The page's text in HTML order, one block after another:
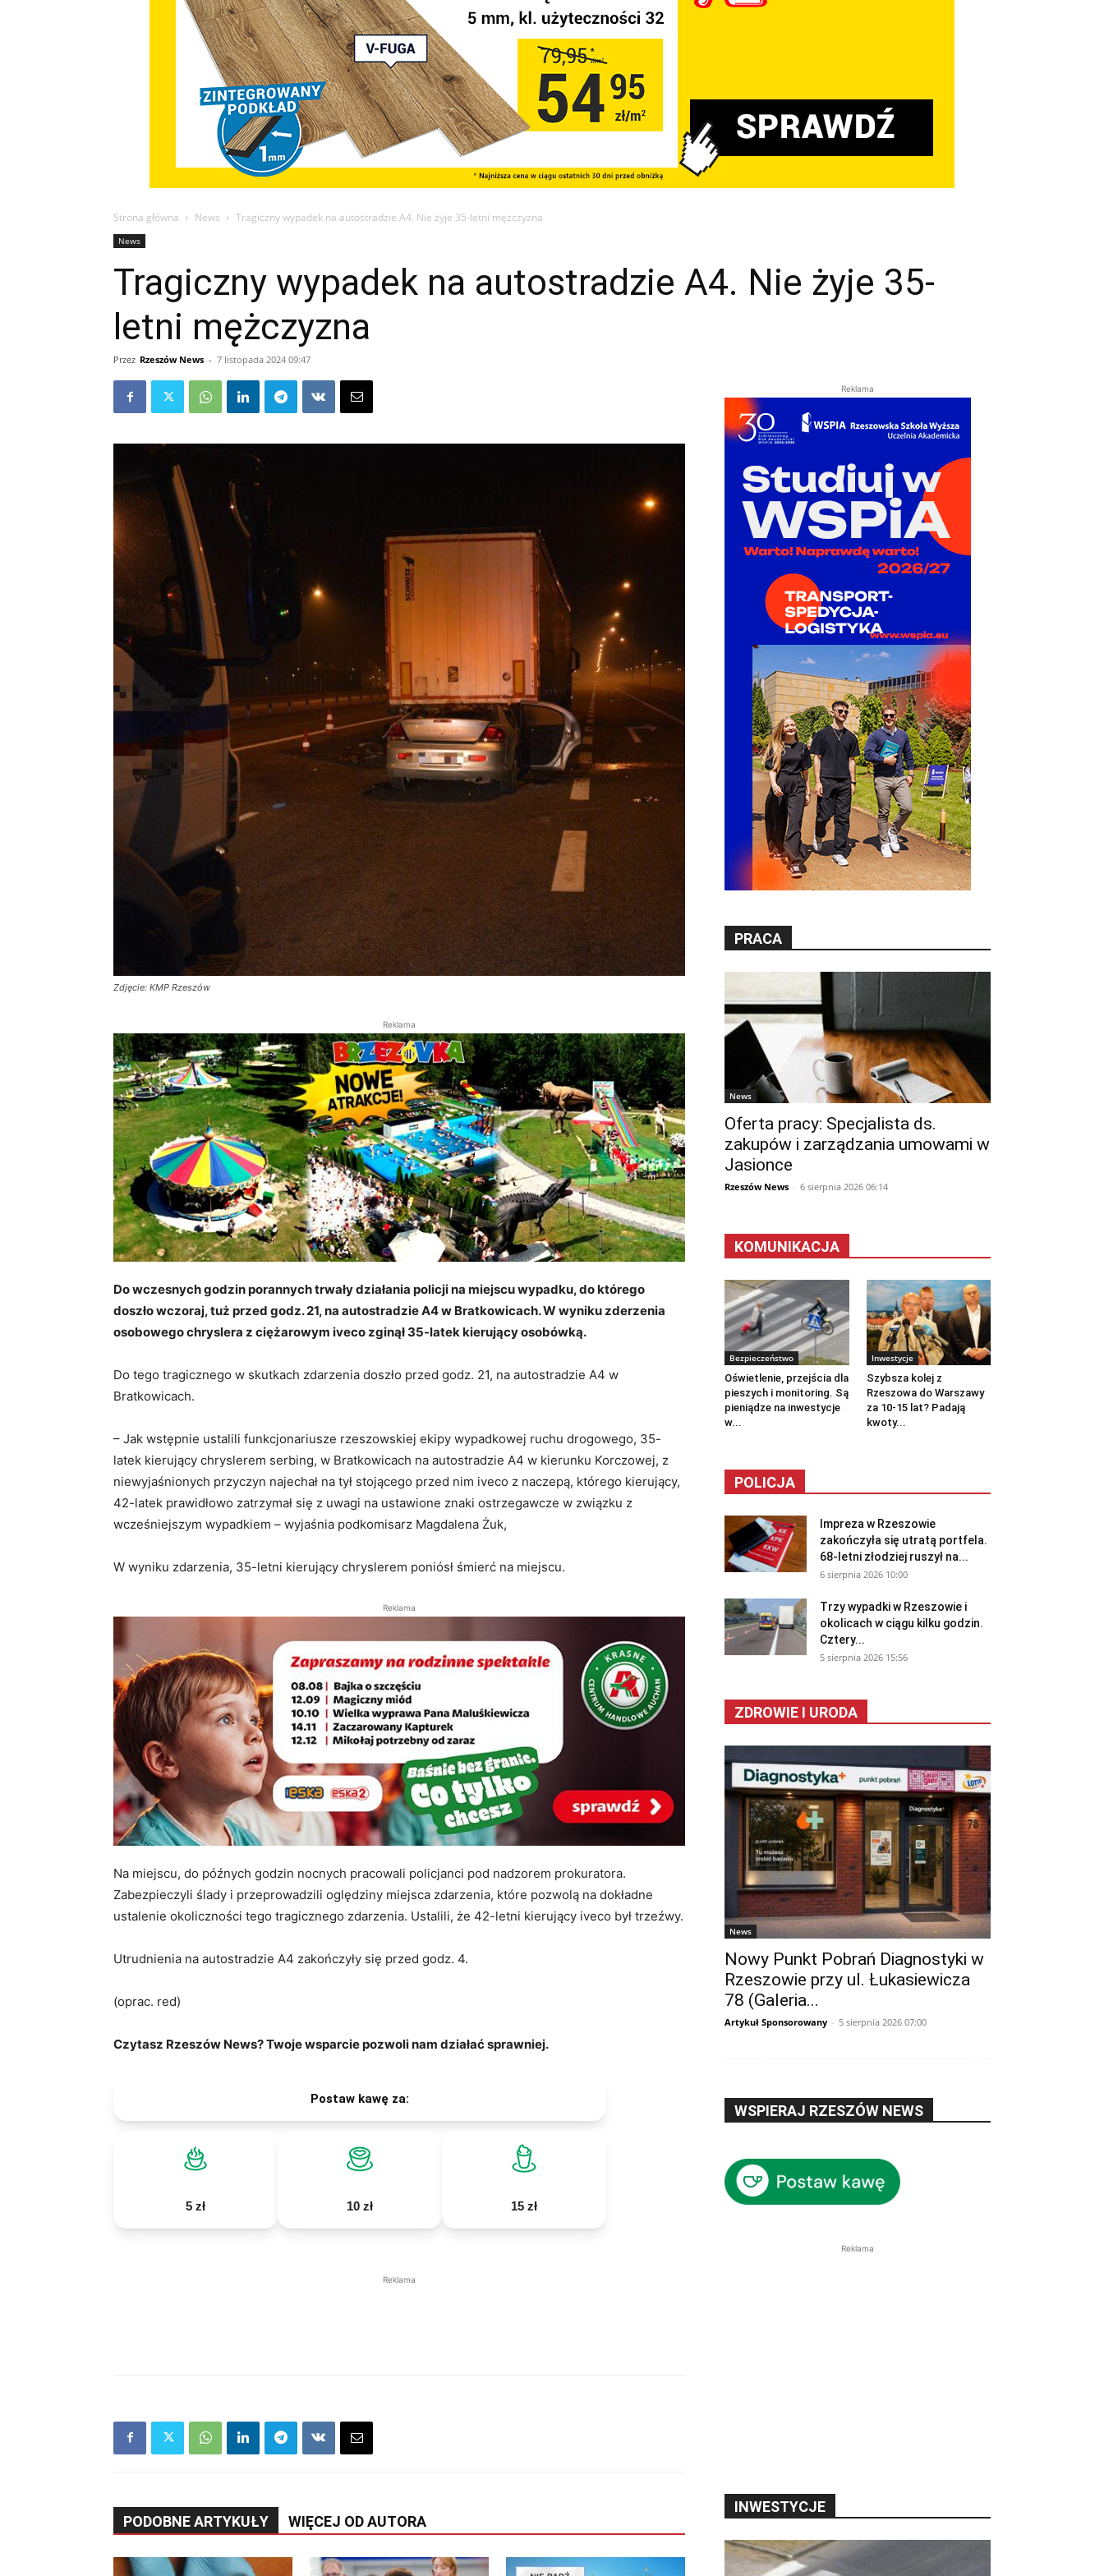
Strona główna News Tragiczny wypadek na autostradzie A4. Nie żyje 35-letni mężczyzna
News
Tragiczny wypadek na autostradzie A4. Nie żyje 35-
letni mężczyzna
Przez Rzeszów News - 7 listopada 2024 09:47
Zdjęcie: KMP Rzeszów
Reklama
Do wczesnych godzin porannych trwały działania policji na miejscu wypadku, do którego
doszło wczoraj, tuż przed godz. 21, na autostradzie A4 w Bratkowicach. W wyniku zderzenia
osobowego chryslera z ciężarowym iveco zginął 35-latek kierujący osobówką.
Do tego tragicznego w skutkach zdarzenia doszło przed godz. 21, na autostradzie A4 w
Bratkowicach.
– Jak wstępnie ustalili funkcjonariusze rzeszowskiej ekipy wypadkowej ruchu drogowego, 35-
latek kierujący chryslerem serbing, w Bratkowicach na autostradzie A4 w kierunku Korczowej, z
niewyjaśnionych przyczyn najechał na tył stojącego przed nim iveco z naczepą, którego kierujący,
42-latek prawidłowo zatrzymał się z uwagi na ustawione znaki ostrzegawcze w związku z
wcześniejszym wypadkiem – wyjaśnia podkomisarz Magdalena Żuk,
W wyniku zdarzenia, 35-letni kierujący chryslerem poniósł śmierć na miejscu.
Reklama
Na miejscu, do późnych godzin nocnych pracowali policjanci pod nadzorem prokuratora.
Zabezpieczyli ślady i przeprowadzili oględziny miejsca zdarzenia, które pozwolą na dokładne
ustalenie okoliczności tego tragicznego zdarzenia. Ustalili, że 42-letni kierujący iveco był trzeźwy.
Utrudnienia na autostradzie A4 zakończyły się przed godz. 4.
(oprac. red)
Czytasz Rzeszów News? Twoje wsparcie pozwoli nam działać sprawniej.
Postaw kawę za:
5 zł 10 zł 15 zł
Reklama
PODOBNE ARTYKUŁY WIĘCEJ OD AUTORA
Reklama
PRACA
News
Oferta pracy: Specjalista ds.
zakupów i zarządzania umowami w
Jasionce
Rzeszów News - 6 sierpnia 2026 06:14
KOMUNIKACJA
Bezpieczeństwo
Oświetlenie, przejścia dla
pieszych i monitoring. Są
pieniądze na inwestycje
w...
Inwestycje
Szybsza kolej z
Rzeszowa do Warszawy
za 10-15 lat? Padają
kwoty...
POLICJA
Impreza w Rzeszowie
zakończyła się utratą portfela.
68-letni złodziej ruszył na...
6 sierpnia 2026 10:00
Trzy wypadki w Rzeszowie i
okolicach w ciągu kilku godzin.
Cztery...
5 sierpnia 2026 15:56
ZDROWIE I URODA
News
Nowy Punkt Pobrań Diagnostyki w
Rzeszowie przy ul. Łukasiewicza
78 (Galeria...
Artykuł Sponsorowany - 5 sierpnia 2026 07:00
WSPIERAJ RZESZÓW NEWS
Reklama
INWESTYCJE